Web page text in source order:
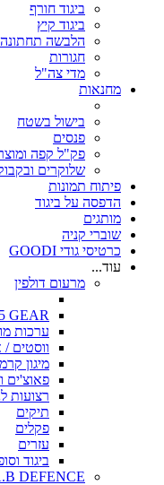
ביגוד חורף
ביגוד קיץ
הלבשה תחתונה
חגורות
מדי צה"ל
מחנאות
בישול בשטח
פנסים
פק"ל קפה
שלוקרים
פיתוח תמונות
הדפסה על ביגוד
מותגים
שוברי קניה
כרטיסי גודי GOODI
עוד...
מרעום דולפין
GEAR
ערכות
ווסטים /
מיגון
פאוצ'ים
רצועות
תיקים
פקלים
עזרים
ביגוד
DEFENCE